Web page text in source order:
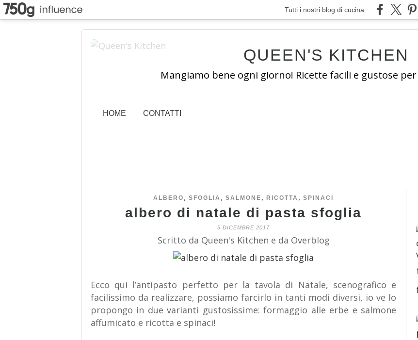
Tutti i nostri blog di cucina
QUEEN'S KITCHEN
Mangiamo bene ogni giorno! Ricette facili e gustose
HOME CONTATTI
ALBERO , SFOGLIA , SALMONE , RICOTTA , SPINACI
albero di natale di pasta sfoglia
5 DICEMBRE 2017
Scritto da Queen's Kitchen e da Overblog
Ecco qui l’antipasto perfetto per la tavola di Natale, scenografico e
facilissimo da realizzare, possiamo farcirlo in tanti modi diversi, io ve lo
propongo in due varianti gustosissime: formaggio alle erbe e salmone
affumicato e ricotta e spinaci!